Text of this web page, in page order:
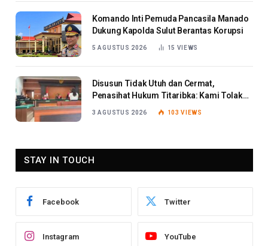
Komando Inti Pemuda Pancasila Manado
Dukung Kapolda Sulut Berantas Korupsi
5 AGUSTUS 2026 15 VIEWS
Disusun Tidak Utuh dan Cermat,
Penasihat Hukum Titaribka: Kami Tolak
3 AGUSTUS 2026 103VIEWS
STAY IN TOUCH
Facebook Twitter
Instagram YouTube